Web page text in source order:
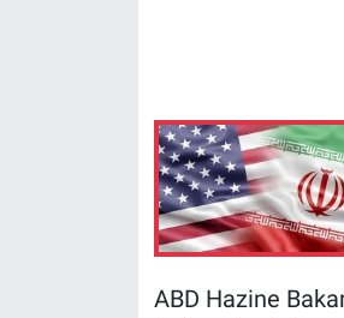
ABD Hazine
Günün görüntüsü